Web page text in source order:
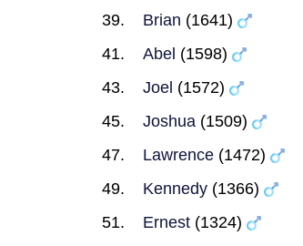
Brian (1641)
Abel (1598)
Joel (1572)
Joshua (1509)
Lawrence (1472)
Kennedy (1366)
Ernest (1324)